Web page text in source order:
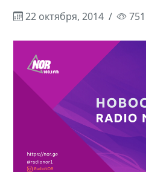
22 октября, 2014 751